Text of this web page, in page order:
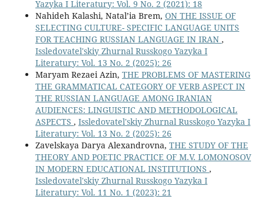
Yazyka I Literatury: Vol. 9 No. 2 (2021): 18
Nahideh Kalashi, Natal’ia Brem, ON THE ISSUE OF
SELECTING CULTURE- SPECIFIC LANGUAGE UNITS
FOR TEACHING RUSSIAN LANGUAGE IN IRAN ,
Issledovatel'skiy Zhurnal Russkogo Yazyka I
Literatury: Vol. 13 No. 2 (2025): 26
Maryam Rezaei Azin, THE PROBLEMS OF MASTERING
THE GRAMMATICAL CATEGORY OF VERB ASPECT IN
THE RUSSIAN LANGUAGE AMONG IRANIAN
AUDIENCES: LINGUISTIC AND METHODOLOGICAL
ASPECTS , Issledovatel'skiy Zhurnal Russkogo Yazyka I
Literatury: Vol. 13 No. 2 (2025): 26
Zavelskaya Darya Alexandrovna, THE STUDY OF THE
THEORY AND POETIC PRACTICE OF M.V. LOMONOSOV
IN MODERN EDUCATIONAL INSTITUTIONS ,
Issledovatel'skiy Zhurnal Russkogo Yazyka I
Literatury: Vol. 11 No. 1 (2023): 21